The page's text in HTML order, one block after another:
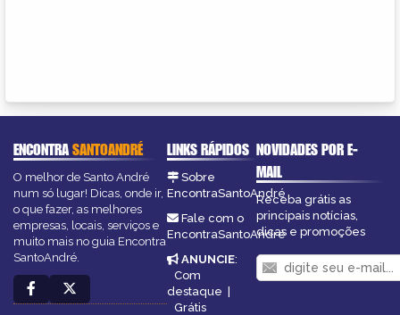
ENCONTRASANTOANDRÉ
O melhor de Santo André
num só lugar! Dicas, onde ir,
o que fazer, as melhores
empresas, locais, serviços e
muito mais no guia Encontra
SantoAndré.
LINKS RÁPIDOS
Sobre
EncontraSantoAndré
Fale com o
EncontraSantoAndré
ANUNCIE:
Com
destaque |
Grátis
NOVIDADES POR E-
MAIL
Receba grátis as
principais notícias,
dicas e promoções